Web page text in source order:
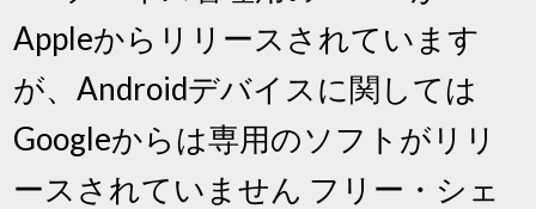
Appleからリリースされています
が、Androidデバイスに関しては
Googleからは専用のソフトがリリ
ースされていません フリー・シェ